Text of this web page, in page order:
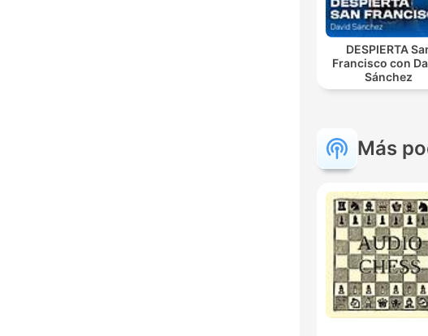
DESPIERTA
Francisco con
Sánchez
Más